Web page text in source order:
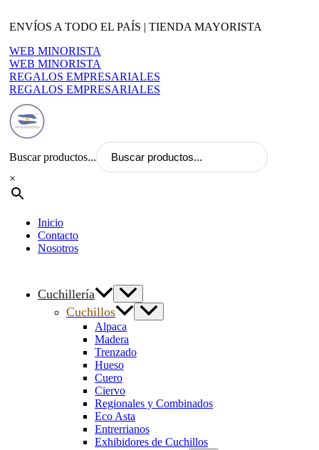
al
ENVÍOS A TODO EL PAÍS | TIENDA MAYORISTA
WEB MINORISTA
WEB MINORISTA
REGALOS EMPRESARIALES
REGALOS EMPRESARIALES
Buscar productos...
×
Inicio
Contacto
Nosotros
Cuchillería
Cuchillos
Alpaca
Madera
Trenzado
Hueso
Cuero
Ciervo
Regionales y Combinados
Eco Asta
Entrerrianos
Exhibidores de Cuchillos